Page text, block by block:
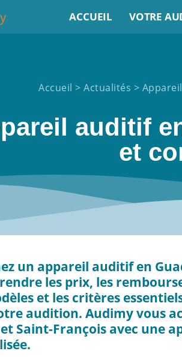
ACCUEIL VOTRE
Accueil >Actualités >
auditif
et
un appareil auditif en
les prix, les
et les critères
audition. Audimy vous
Saint-François avec une